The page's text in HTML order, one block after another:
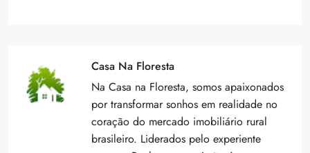
Casa Na Floresta
Na Casa na Floresta, somos apaixonados
por transformar sonhos em realidade no
coração do mercado imobiliário rural
brasileiro. Liderados pelo experiente